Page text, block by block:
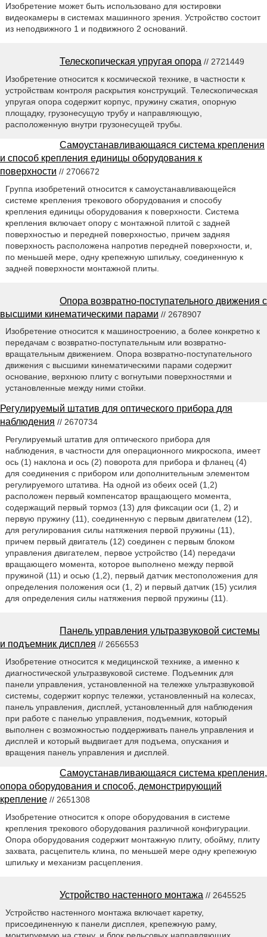
Изобретение может быть использовано для юстировки
видеокамеры в системах машинного зрения. Устройство состоит
из неподвижного 1 и подвижного 2 оснований.
Телескопическая упругая опора // 2721449
Изобретение относится к космической технике, в частности к
устройствам контроля раскрытия конструкций. Телескопическая
упругая опора содержит корпус, пружину сжатия, опорную
площадку, грузонесущую трубу и направляющую,
расположенную внутри грузонесущей трубы.
Самоустанавливающаяся система крепления
и способ крепления единицы оборудования к
поверхности // 2706672
Группа изобретений относится к самоустанавливающейся
системе крепления трекового оборудования и способу
крепления единицы оборудования к поверхности. Система
крепления включает опору с монтажной плитой с задней
поверхностью и передней поверхностью, причем задняя
поверхность расположена напротив передней поверхности, и,
по меньшей мере, одну крепежную шпильку, соединенную к
задней поверхности монтажной плиты.
Опора возвратно-поступательного движения с
высшими кинематическими парами // 2678907
Изобретение относится к машиностроению, а более конкретно к
передачам с возвратно-поступательным или возвратно-
вращательным движением. Опора возвратно-поступательного
движения с высшими кинематическими парами содержит
основание, верхнюю плиту с вогнутыми поверхностями и
установленные между ними стойки.
Регулируемый штатив для оптического прибора для
наблюдения // 2670734
Регулируемый штатив для оптического прибора для
наблюдения, в частности для операционного микроскопа, имеет
ось (1) наклона и ось (2) поворота для прибора и фланец (4)
для соединения с прибором или дополнительным элементом
регулируемого штатива. На одной из обеих осей (1,2)
расположен первый компенсатор вращающего момента,
содержащий первый тормоз (13) для фиксации оси (1, 2) и
первую пружину (11), соединенную с первым двигателем (12),
для регулирования силы натяжения первой пружины (11),
причем первый двигатель (12) соединен с первым блоком
управления двигателем, первое устройство (14) передачи
вращающего момента, которое выполнено между первой
пружиной (11) и осью (1,2), первый датчик местоположения для
определения положения оси (1, 2) и первый датчик (15) усилия
для определения силы натяжения первой пружины (11).
Панель управления ультразвуковой системы
и подъемник дисплея // 2656553
Изобретение относится к медицинской технике, а именно к
диагностической ультразвуковой системе. Подъемник для
панели управления, установленной на тележке ультразвуковой
системы, содержит корпус тележки, установленный на колесах,
панель управления, дисплей, установленный для наблюдения
при работе с панелью управления, подъемник, который
выполнен с возможностью поддерживать панель управления и
дисплей и который выдвигает для подъема, опускания и
вращения панель управления и дисплей.
Самоустанавливающаяся система крепления,
опора оборудования и способ, демонстрирующий
крепление // 2651308
Изобретение относится к опоре оборудования в системе
крепления трекового оборудования различной конфигурации.
Опора оборудования содержит монтажную плиту, обойму, плиту
захвата, расцепитель клина, по меньшей мере одну крепежную
шпильку и механизм расцепления.
Устройство настенного монтажа // 2645525
Устройство настенного монтажа включает каретку,
присоединенную к панели дисплея, крепежную раму,